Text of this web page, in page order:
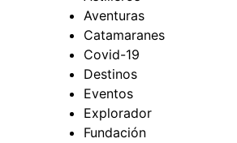
Aventuras
Catamaranes
Covid-19
Destinos
Eventos
Explorador
Fundación